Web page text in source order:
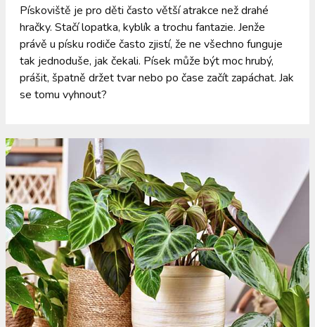
Pískoviště je pro děti často větší atrakce než drahé
hračky. Stačí lopatka, kyblík a trochu fantazie. Jenže
právě u písku rodiče často zjistí, že ne všechno funguje
tak jednoduše, jak čekali. Písek může být moc hrubý,
prášit, špatně držet tvar nebo po čase začít zapáchat. Jak
se tomu vyhnout?